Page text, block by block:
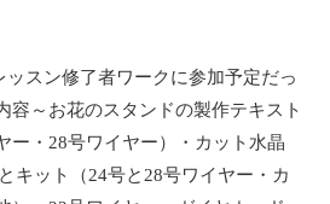
ッスン修了者ワークに参加予定だっ
容～お花のスタンドの製作テキスト
ー・28号ワイヤー）・カット水晶
キット（24号と28号ワイヤー・カ